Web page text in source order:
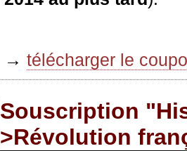
→ télécharger le
Souscription
>Révolution